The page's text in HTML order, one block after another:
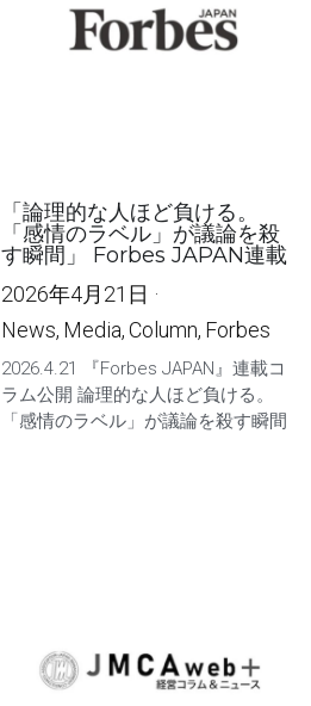
「論理的な人ほど負ける。
「感情のラベル」が議論を殺
す瞬間」 Forbes JAPAN連載
2026年4月21日 ·
News, Media, Column, Forbes
2026.4.21 『Forbes JAPAN』連載コ
ラム公開 論理的な人ほど負ける。
「感情のラベル」が議論を殺す瞬間